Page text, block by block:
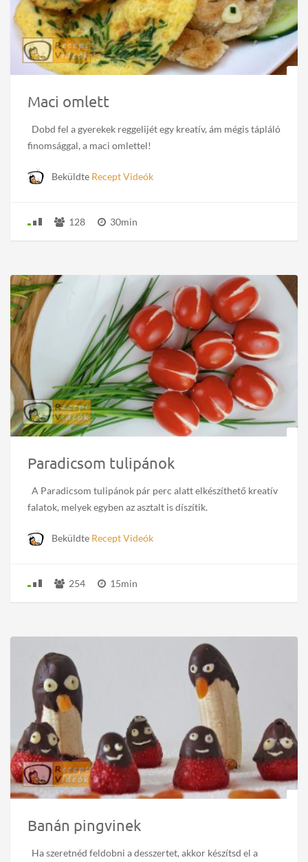
Maci omlett
Dobd fel a gyerekek reggelijét egy kreatív, ám mégis tápláló
finomsággal, a maci omlettel!
Beküldte Recept Videók
128 30min
Paradicsom tulipánok
A Paradicsom tulipánok pár perc alatt elkészíthető kreatív
falatok, melyek egyben az asztalt is díszítik.
Beküldte Recept Videók
254 15min
Banán pingvinek
Ha szeretnéd feldobni a desszertet, akkor készítsd el a